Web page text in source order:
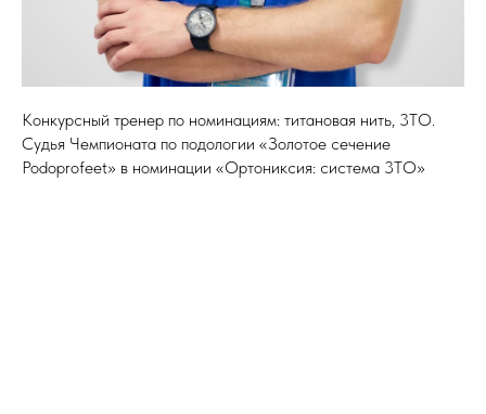
Конкурсный тренер по номинациям: титановая нить, 3ТО.
Судья Чемпионата по подологии «Золотое сечение
Podoprofeet» в номинации «Ортониксия: система 3ТО»